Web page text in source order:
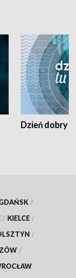
Dzień dobry
/
/ KIELCE /
/
/